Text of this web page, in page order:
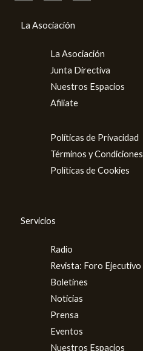
La Asociación
La Asociación
Junta Directiva
Nuestros Espacios
Afiliate
Políticas de Privacidad
Términos y Condiciones
Políticas de Cookies
Servicios
Radio
Revista: Foro Ejecutivo
Boletines
Noticias
Prensa
Eventos
Nuestros Espacios